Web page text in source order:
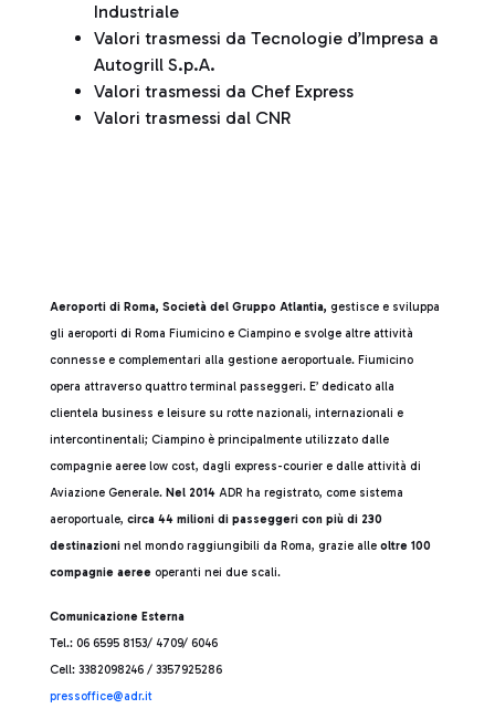
Industriale
Valori trasmessi da Tecnologie d’Impresa a
Autogrill S.p.A.
Valori trasmessi da Chef Express
Valori trasmessi dal CNR
Aeroporti di Roma, Società del Gruppo Atlantia, gestisce e sviluppa
gli aeroporti di Roma Fiumicino e Ciampino e svolge altre attività
connesse e complementari alla gestione aeroportuale. Fiumicino
opera attraverso quattro terminal passeggeri. E’ dedicato alla
clientela business e leisure su rotte nazionali, internazionali e
intercontinentali; Ciampino è principalmente utilizzato dalle
compagnie aeree low cost, dagli express-courier e dalle attività di
Aviazione Generale. Nel 2014 ADR ha registrato, come sistema
aeroportuale, circa 44 milioni di passeggeri con più di 230
destinazioni nel mondo raggiungibili da Roma, grazie alle oltre 100
compagnie aeree operanti nei due scali.
Comunicazione Esterna
Tel.: 06 6595 8153/ 4709/ 6046
Cell: 3382098246 / 3357925286
pressoffice@adr.it